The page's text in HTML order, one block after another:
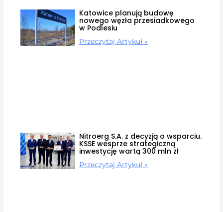
Katowice planują budowę
nowego węzła przesiadkowego
w Podlesiu
Przeczytaj Artykuł »
Nitroerg S.A. z decyzją o wsparciu.
KSSE wesprze strategiczną
inwestycję wartą 300 mln zł
Przeczytaj Artykuł »